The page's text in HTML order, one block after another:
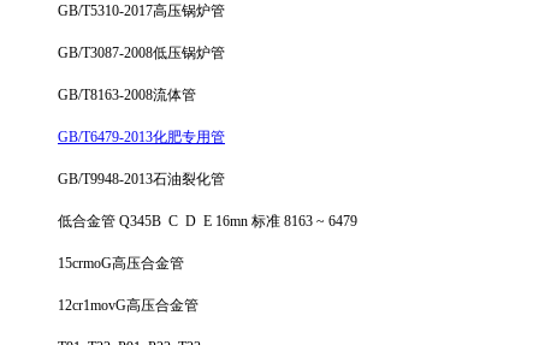
GB/T5310-2017高压锅炉管
GB/T3087-2008低压锅炉管
GB/T8163-2008流体管
GB/T6479-2013化肥专用管
GB/T9948-2013石油裂化管
低合金管 Q345B C D E 16mn 标准 8163 ~ 6479
15crmoG高压合金管
12cr1movG高压合金管